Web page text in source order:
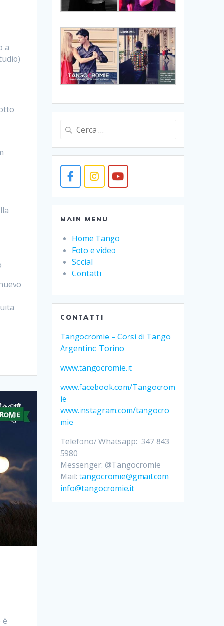
a
è
Ricerca
per:
MAIN MENU
Home Tango
Foto e video
Social
Contatti
CONTATTI
Tangocromie – Corsi di Tango
Argentino Torino
www.tangocromie.it
www.facebook.com/Tangocrom
ie
www.instagram.com/tangocro
mie
Telefono/ Whatsapp: 347 843
5980
Messenger: @Tangocromie
Mail:tangocromie@gmail.com
info@tangocromie.it